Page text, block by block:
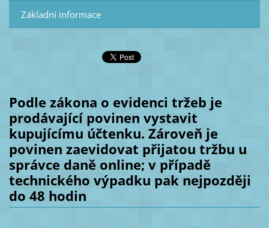
Základní informace
Podle zákona o evidenci tržeb je
prodávající povinen vystavit
kupujícímu účtenku. Zároveň je
povinen zaevidovat přijatou tržbu u
správce daně online; v případě
technického výpadku pak nejpozději
do 48 hodin